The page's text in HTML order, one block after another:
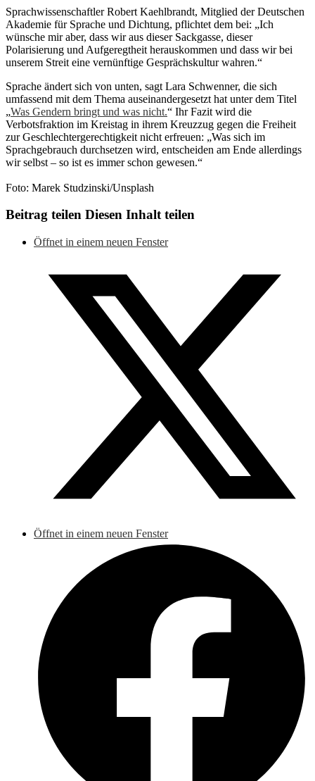
Sprachwissenschaftler Robert Kaehlbrandt, Mitglied der Deutschen
Akademie für Sprache und Dichtung, pflichtet dem bei: „Ich
wünsche mir aber, dass wir aus dieser Sackgasse, dieser
Polarisierung und Aufgeregtheit herauskommen und dass wir bei
unserem Streit eine vernünftige Gesprächskultur wahren.“
Sprache ändert sich von unten, sagt Lara Schwenner, die sich
umfassend mit dem Thema auseinandergesetzt hat unter dem Titel
„Was Gendern bringt und was nicht.“ Ihr Fazit wird die
Verbotsfraktion im Kreistag in ihrem Kreuzzug gegen die Freiheit
zur Geschlechtergerechtigkeit nicht erfreuen: „Was sich im
Sprachgebrauch durchsetzen wird, entscheiden am Ende allerdings
wir selbst – so ist es immer schon gewesen.“
Foto: Marek Studzinski/Unsplash
Beitrag teilen Diesen Inhalt teilen
Öffnet in einem neuen Fenster
Öffnet in einem neuen Fenster